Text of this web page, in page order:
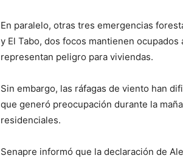
En paralelo, otras tres emergencias
y El Tabo, dos focos mantienen
representan peligro para viviendas.
Sin embargo, las ráfagas de viento han
que generó preocupación durante la
residenciales.
Senapre informó que la declaración de